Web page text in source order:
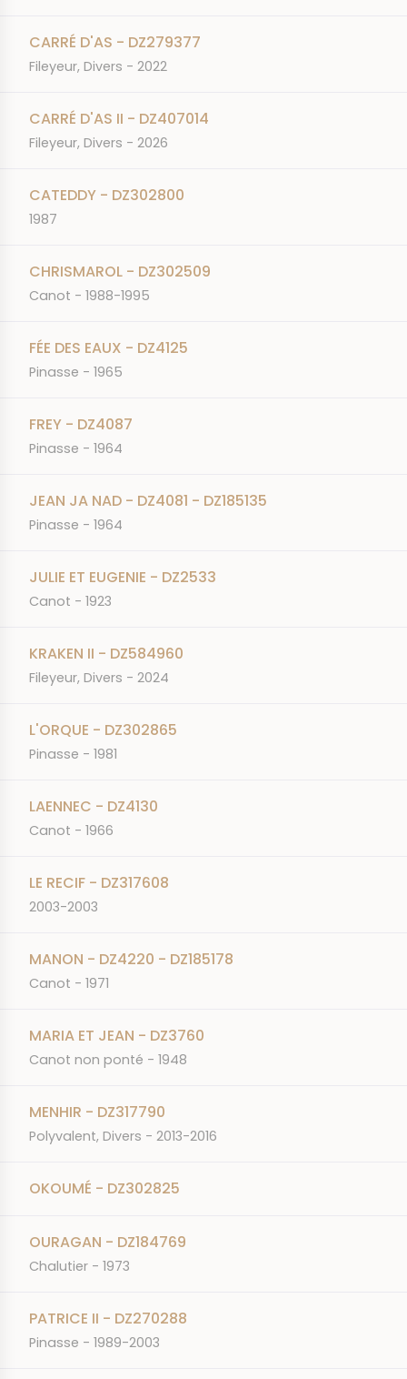
CARRÉ D'AS - DZ279377
Fileyeur, Divers - 2022
CARRÉ D'AS II - DZ407014
Fileyeur, Divers - 2026
CATEDDY - DZ302800
1987
CHRISMAROL - DZ302509
Canot - 1988-1995
FÉE DES EAUX - DZ4125
Pinasse - 1965
FREY - DZ4087
Pinasse - 1964
JEAN JA NAD - DZ4081 - DZ185135
Pinasse - 1964
JULIE ET EUGENIE - DZ2533
Canot - 1923
KRAKEN II - DZ584960
Fileyeur, Divers - 2024
L'ORQUE - DZ302865
Pinasse - 1981
LAENNEC - DZ4130
Canot - 1966
LE RECIF - DZ317608
2003-2003
MANON - DZ4220 - DZ185178
Canot - 1971
MARIA ET JEAN - DZ3760
Canot non ponté - 1948
MENHIR - DZ317790
Polyvalent, Divers - 2013-2016
OKOUMÉ - DZ302825
OURAGAN - DZ184769
Chalutier - 1973
PATRICE II - DZ270288
Pinasse - 1989-2003